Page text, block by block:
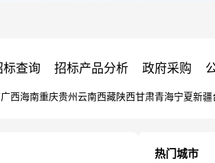
标查询 招标产品分析 政府采购
广西海南重庆贵州 云南西藏陕西甘肃青海宁夏新疆
热门城市